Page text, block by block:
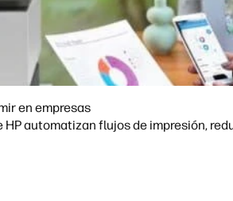
en empresas
automatizan flujos de impresión,